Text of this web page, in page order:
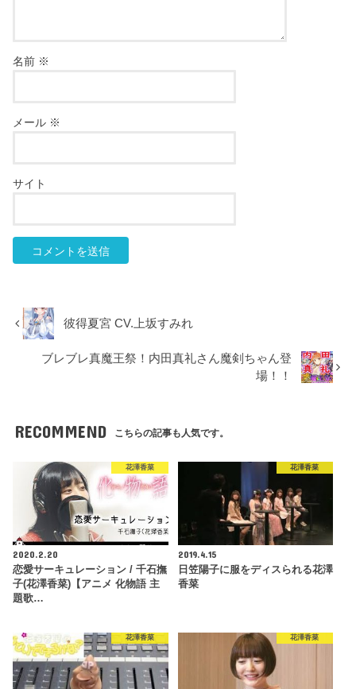
名前 ※
メール ※
サイト
彼得夏宮 CV.上坂すみれ
ブレブレ真魔王祭！内田真礼さん魔剣ちゃん登
場！！
RECOMMEND こちらの記事も人気です。
花澤香菜
2020.2.20
恋愛サーキュレーション / 千石撫
子(花澤香菜)【アニメ 化物語 主
題歌…
花澤香菜
2019.4.15
日笠陽子に服をディスられる花澤
香菜
花澤香菜 花澤香菜